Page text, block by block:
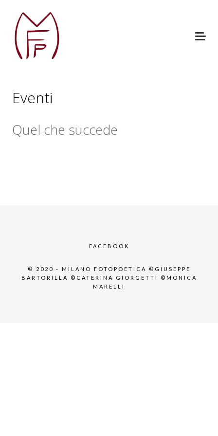
Eventi
Quel che succede
FACEBOOK
© 2020 - MILANO FOTOPOETICA ©GIUSEPPE
BARTORILLA ©CATERINA GIORGETTI ©MONICA
MARELLI